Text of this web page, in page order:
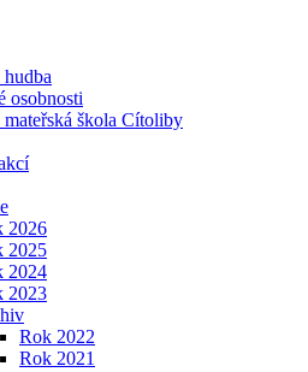
osobnosti
škola Cítoliby
2026
2025
2024
2023
Rok 2022
Rok 2021